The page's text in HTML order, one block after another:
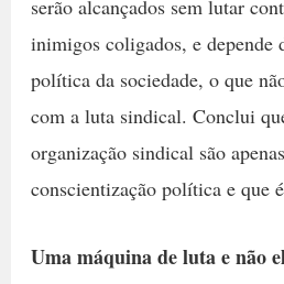
serão alcançados sem lutar
inimigos coligados, e depende
política da sociedade, o que
com a luta sindical. Conclui
organização sindical são
conscientização política e que
Uma máquina de luta e não